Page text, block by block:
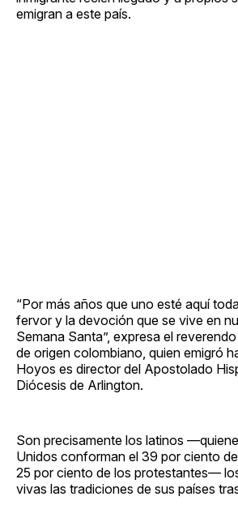
emigran a este país.
“Por más años que uno esté aquí
fervor y la devoción que se vive en
Semana Santa”, expresa el
de origen colombiano, quien emigró
Hoyos es director del Apostolado
Diócesis de Arlington.
Son precisamente los latinos
Unidos conforman el 39 por ciento
25 por ciento de los protestantes—
vivas las tradiciones de sus países